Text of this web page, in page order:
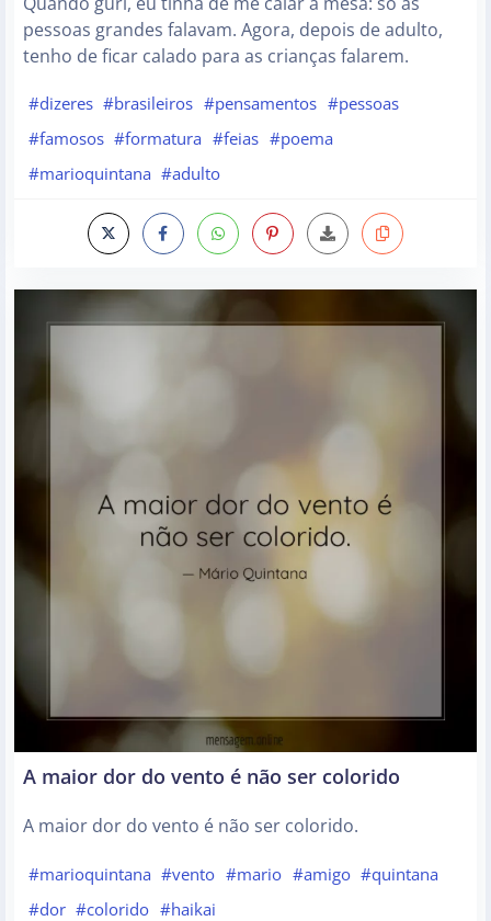
pessoas grandes falavam. Agora, depois de adulto,
tenho de ficar calado para as crianças falarem.
#dizeres #brasileiros #pensamentos #pessoas
#famosos #formatura #feias #poema
#marioquintana #adulto
A maior dor do vento é não ser colorido
A maior dor do vento é não ser colorido.
#marioquintana #vento #mario #amigo #quintana
#dor #colorido #haikai